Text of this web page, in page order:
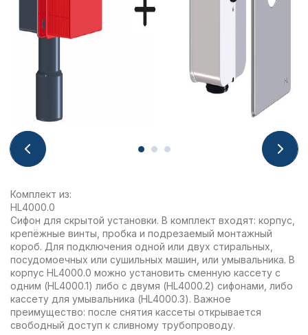
Комплект из:
HL4000.0
Сифон для скрытой установки. В комплект входят: корпус,
крепёжные винты, пробка и подрезаемый монтажный
короб. Для подключения одной или двух стиральных,
посудомоечных или сушильных машин, или умывальника. В
корпус HL4000.0 можно установить сменную кассету с
одним (HL4000.1) либо с двумя (HL4000.2) сифонами, либо
кассету для умывальника (HL4000.3). Важное
преимущество: после снятия кассеты открывается
свободный доступ к сливному трубопроводу.